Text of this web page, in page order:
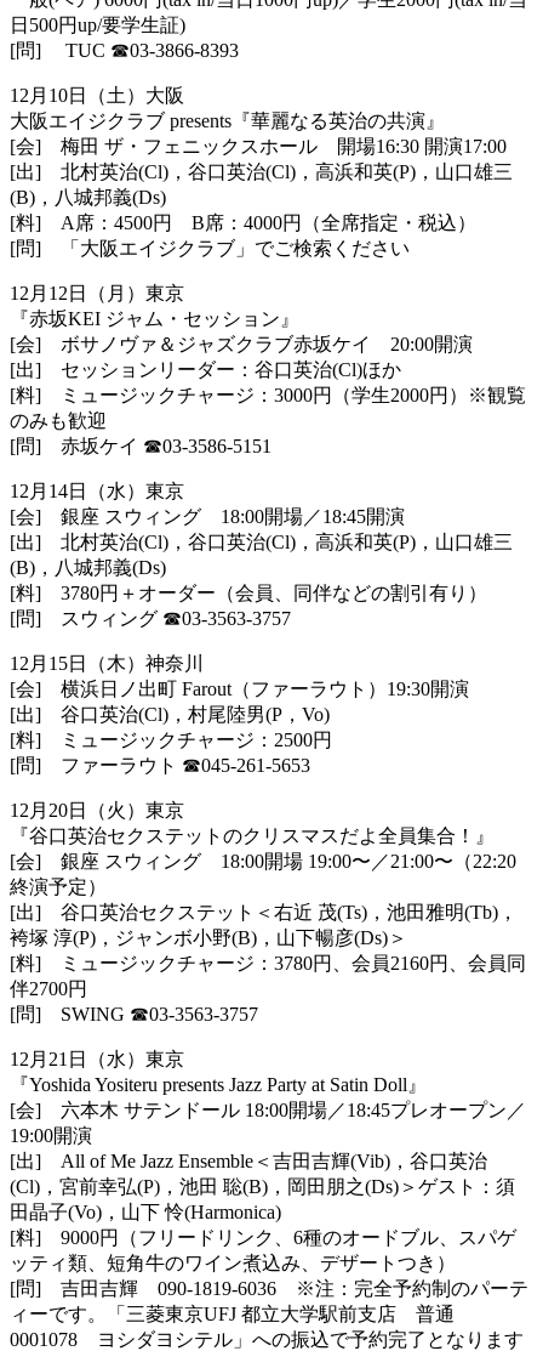
日500円up/要学生証)
[問] TUC ☎︎03-3866-8393
12月10日（土）大阪
大阪エイジクラブ presents『華麗なる英治の共演』
[会] 梅田 ザ・フェニックスホール 開場16:30 開演17:00
[出] 北村英治(Cl)，谷口英治(Cl)，高浜和英(P)，山口雄三
(B)，八城邦義(Ds)
[料] A席：4500円 B席：4000円（全席指定・税込）
[問] 「大阪エイジクラブ」でご検索ください
12月12日（月）東京
『赤坂KEI ジャム・セッション』
[会] ボサノヴァ＆ジャズクラブ赤坂ケイ 20:00開演
[出] セッションリーダー：谷口英治(Cl)ほか
[料] ミュージックチャージ：3000円（学生2000円）※観覧
のみ も歓迎
[問] 赤坂ケイ ☎︎03-3586-5151
12月14日（水）東京
[会] 銀座 スウィング 18:00開場／18:45開演
[出] 北村英治(Cl)，谷口英治(Cl)，高浜和英(P)，山口雄三
(B)，八城邦義(Ds)
[料] 3780円＋オーダー（会員、同伴などの割引有り）
[問] スウィング ☎︎03-3563-3757
12月15日（木）神奈川
[会] 横浜日ノ出町 Farout（ファーラウト）19:30開演
[出] 谷口英治(Cl)，村尾陸男(P，Vo)
[料] ミュージックチャージ：2500円
[問] ファーラウト ☎︎045-261-5653
12月20日（火）東京
『谷口英治セクステットのクリスマスだよ全員集合！』
[会] 銀座 スウィング 18:00開場 19:00〜／21:00〜（22:20
終演予定）
[出] 谷口英治セクステット＜右近 茂(Ts)，池田雅明(Tb)，
袴塚 淳(P)，ジャンボ小野(B)，山下暢彦(Ds)＞
[料] ミュージックチャージ：3780円、会員2160円、会員同
伴2700円
[問] SWING ☎︎03-3563-3757
12月21日（水）東京
『Yoshida Yositeru presents Jazz Party at Satin Doll』
[会] 六本木 サテンドール 18:00開場／18:45プレオープン／
19:00開演
[出] All of Me Jazz Ensemble＜吉田吉輝(Vib)，谷口英治
(Cl)，宮前幸弘(P)，池田 聡(B)，岡田朋之(Ds)＞ゲスト：須
田晶子(Vo)，山下 怜(Harmonica)
[料] 9000円（フリードリンク、6種のオードブル、スパゲ
ッティ類 、短角牛のワイン煮込み、デザートつき）
[問] 吉田吉輝 090-1819-6036 ※注：完全予約制のパーテ
ィーです。「三菱東京UFJ 都立大学駅前支店 普通
0001078 ヨシダヨシテル」への振込で予約完了となります